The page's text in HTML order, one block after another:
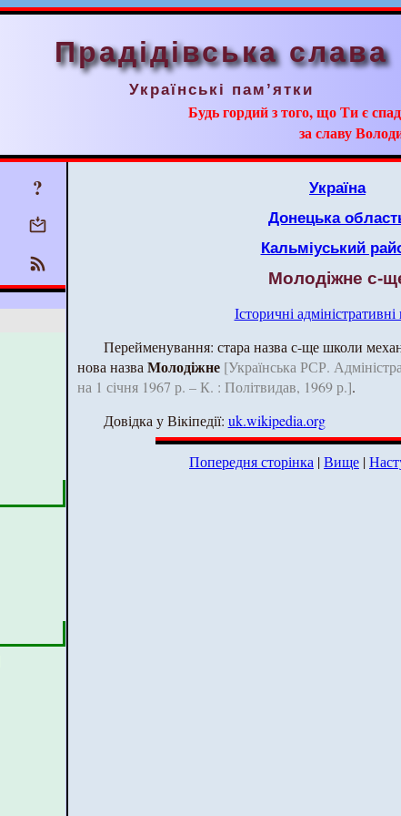
Прадідівська слава
Українські пам’ятки
Будь гордий з того, що Ти є
за славу
?
Україна
Донецька
Кальміуський
Молодіжне с-
Історичні адміністративні
Перейменування: стара назва с-ще школи
нова назва Молодіжне [Українська РСР.
на 1 січня 1967 р. – К. : Політвидав, 1969 р.].
Довідка у Вікіпедії: uk.wikipedia.org
Попередня сторінка |Вище |